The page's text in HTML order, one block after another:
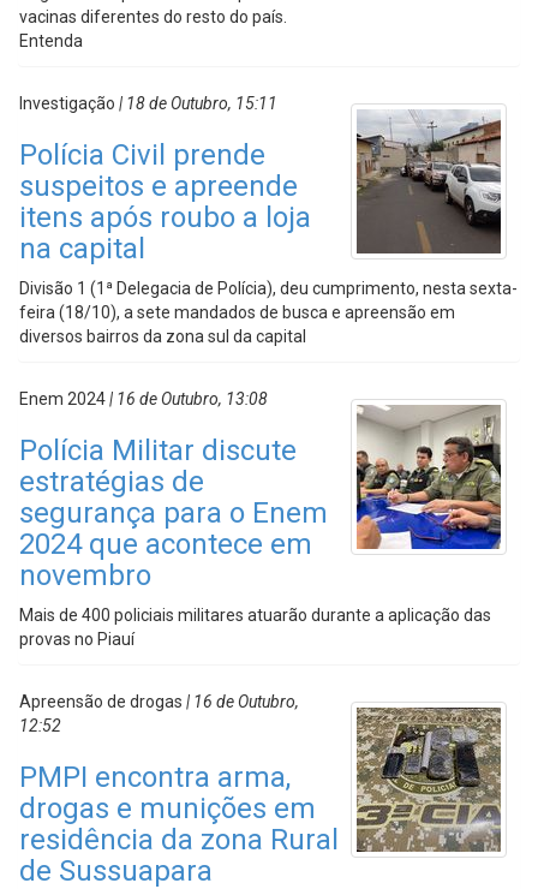
vacinas diferentes do resto do país.
Entenda
Investigação | 18 de Outubro, 15:11
Polícia Civil prende
suspeitos e apreende
itens após roubo a loja
na capital
Divisão 1 (1ª Delegacia de Polícia), deu cumprimento, nesta sexta-
feira (18/10), a sete mandados de busca e apreensão em
diversos bairros da zona sul da capital
Enem 2024| 16 de Outubro, 13:08
Polícia Militar discute
estratégias de
segurança para o Enem
2024 que acontece em
novembro
Mais de 400 policiais militares atuarão durante a aplicação das
provas no Piauí
Apreensão de drogas | 16 de Outubro,
12:52
PMPI encontra arma,
drogas e munições em
residência da zona Rural
de Sussuapara